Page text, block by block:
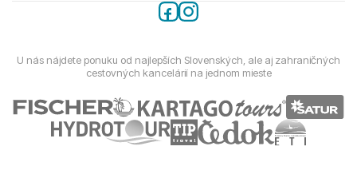
U nás nájdete ponuku od najlepších Slovenských, ale aj zahraničných
cestovných kancelárií na jednom mieste